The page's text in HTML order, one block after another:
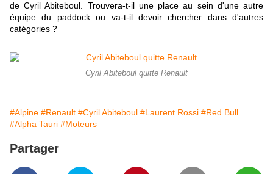
de Cyril Abiteboul. Trouvera-t-il une place au sein d'une autre
équipe du paddock ou va-t-il devoir chercher dans d'autres
catégories ?
Cyril Abiteboul quitte Renault
#Alpine #Renault #Cyril Abiteboul #Laurent Rossi #Red Bull
#Alpha Tauri #Moteurs
Partager